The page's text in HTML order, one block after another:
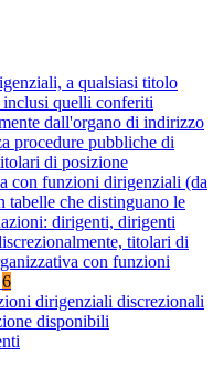
a qualsiasi titolo
quelli conferiti
dall'organo di indirizzo
procedure pubbliche di
di posizione
con funzioni dirigenziali (da
tabelle che distinguano le
dirigenti, dirigenti
titolari di
con funzioni
6
dirigenziali discrezionali
disponibili